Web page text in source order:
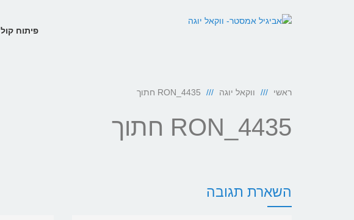
פיתוח קול
ראשי ווקאל יוגה RON_4435 חתוך
RON_4435 חתוך
השארת תגובה